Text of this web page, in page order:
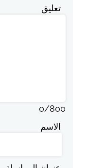
تعليق
0/800
الاسم